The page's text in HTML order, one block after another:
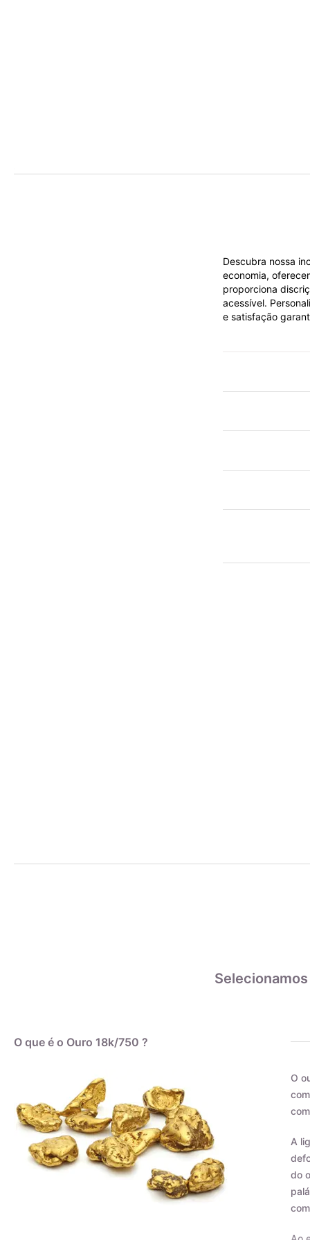
Descubra nossa
economia,
proporciona
acessível.
e satisfação
O que é o Ouro 18k/750 ?
O
A
do